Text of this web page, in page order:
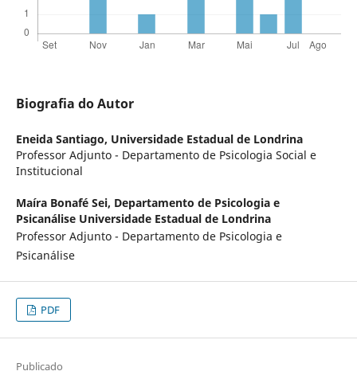
Biografia do Autor
Eneida Santiago, Universidade Estadual de Londrina
Professor Adjunto - Departamento de Psicologia Social e
Institucional
Maíra Bonafé Sei, Departamento de Psicologia e
Psicanálise Universidade Estadual de Londrina
Professor Adjunto - Departamento de Psicologia e
Psicanálise
PDF
Publicado